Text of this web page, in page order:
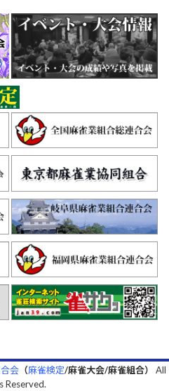
会 （麻雀検定/麻雀大会/麻雀組合）
All
Reserved.